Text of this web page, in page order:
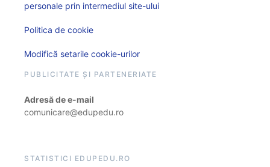
personale prin intermediul site-ului
Politica de cookie
Modifică setarile cookie-urilor
PUBLICITATE ȘI PARTENERIATE
Adresă de e-mail
comunicare@edupedu.ro
STATISTICI EDUPEDU.RO